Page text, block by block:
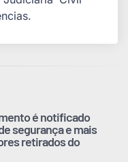
é notificado
segurança e mais
retirados do